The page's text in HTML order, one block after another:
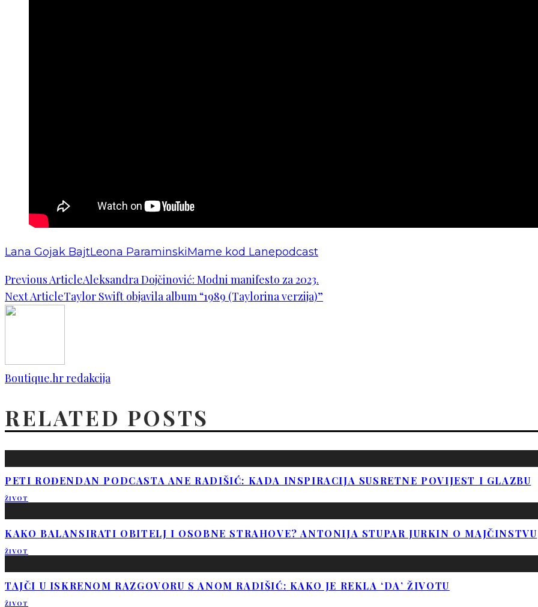
Lana Gojak BajtLeona ParaminskiMame kod Lanepodcast
Previous ArticleAleksandra Dojčinović: Modni manifesto za 2023.
Next ArticleTaylor Swift objavila album “1989 (Taylorina verzija)”
Boutique.hr redakcija
RELATED POSTS
PETI ROĐENDAN PODCASTA ANE RADIŠIĆ: KADA INSPIRACIJA SUSRETNE POVIJEST I GLAZBU
ŽIVOT
KAKO BALANSIRATI OBITELJ I OSOBNE STRAHOVE? ANTONIJA STUPAR JURKIN O MAJČINSTVU
ŽIVOT
TAJČI U ISKRENOM RAZGOVORU S ANOM RADIŠIĆ: KAKO JE REKLA ‘DA’ ŽIVOTU
ŽIVOT